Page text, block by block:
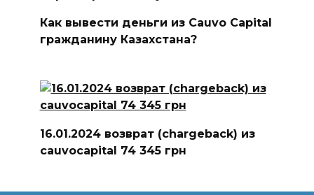
Как вывести деньги из Cauvo Capital
гражданину Казахстана?
16.01.2024 возврат (chargeback) из
cauvocapital 74 345 грн